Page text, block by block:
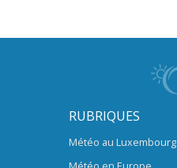
RUBRIQUES
Météo au Luxembourg